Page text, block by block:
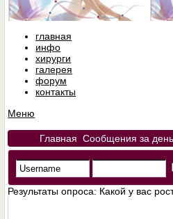
главная
инфо
хирурги
галерея
форум
контакты
Меню
Главная Сообщения за день
Результаты опроса: Какой у вас